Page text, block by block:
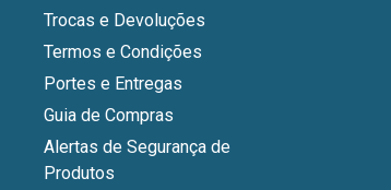
Trocas e Devoluções
Termos e Condições
Portes e Entregas
Guia de Compras
Alertas de Segurança de
Produtos